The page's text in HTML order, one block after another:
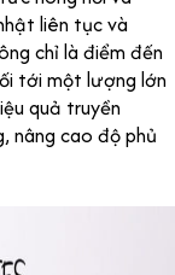
liên tục và
chỉ là điểm đến
tới một lượng lớn
quả truyền
nâng cao độ phủ